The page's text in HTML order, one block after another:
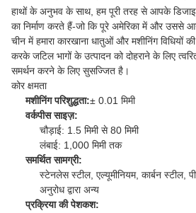
हाथों के अनुभव के साथ, हम पूरी तरह से आपके
का निर्माण करते हैं-जो कि पूरे अमेरिका में और उससे
चीन में हमारा कारखाना धातुओं और मशीनिंग विधियों
करके जटिल भागों के उत्पादन को दोहराने के लिए
समर्थन करने के लिए सुसज्जित है।
कोर क्षमता
मशीनिंग परिशुद्धता:± 0.01 मिमी
वर्कपीस साइज़:
चौड़ाई: 1.5 मिमी से 80 मिमी
लंबाई: 1,000 मिमी तक
समर्थित सामग्री:
स्टेनलेस स्टील, एल्यूमीनियम, कार्बन स्टील,
अनुरोध द्वारा अन्य
प्रक्रिया की पेशकश: